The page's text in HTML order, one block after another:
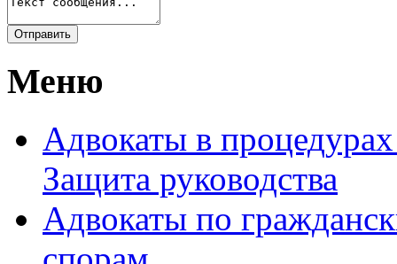
Меню
Адвокаты в
Защита руководства
Адвокаты по